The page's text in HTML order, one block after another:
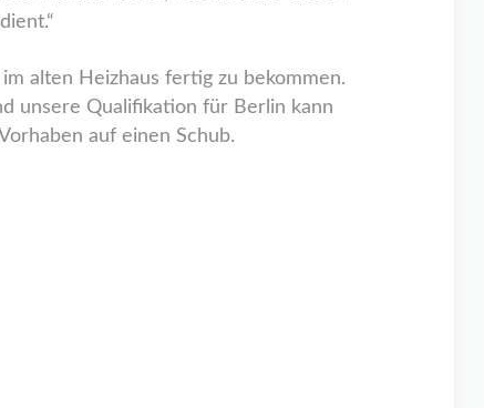
alten Heizhaus fertig zu bekommen.
unsere Qualifikation für Berlin kann
auf einen Schub.